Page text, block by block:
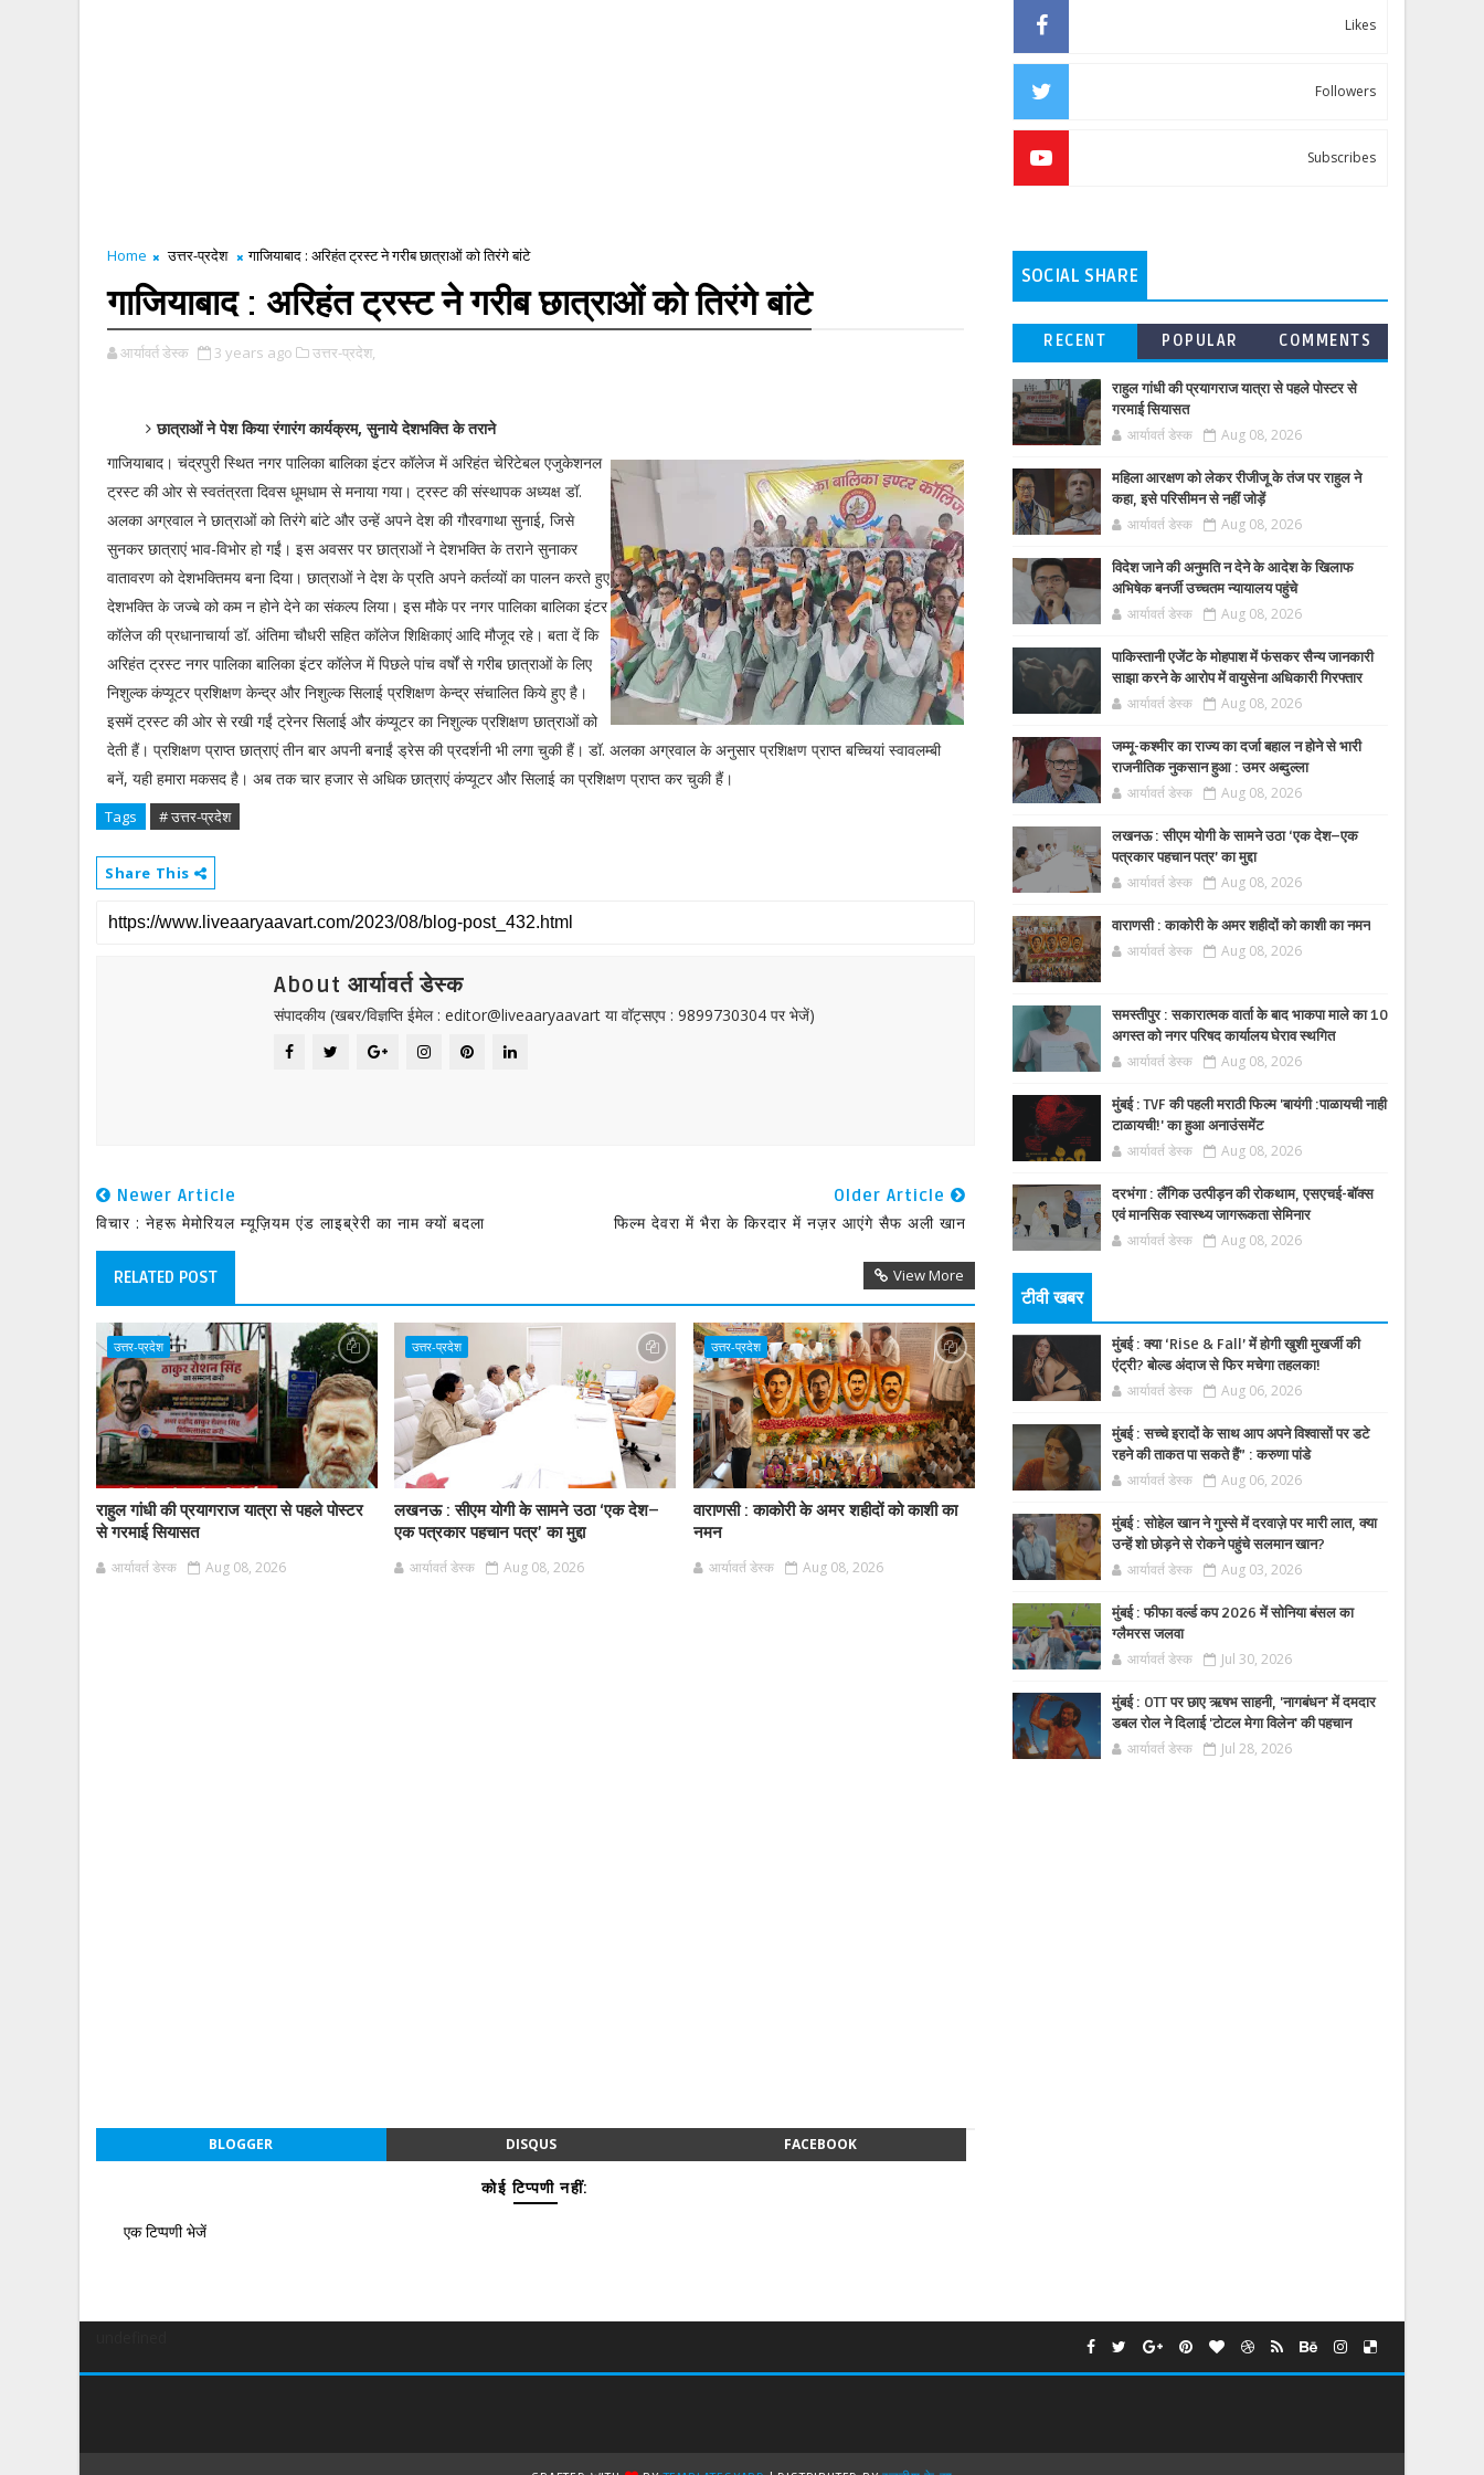
Home उत्तर-प्रदेश गाजियाबाद : अरिहंत ट्रस्ट ने गरीब छात्राओं को तिरंगे बांटे
गाजियाबाद : अरिहंत ट्रस्ट ने गरीब छात्राओं को तिरंगे बांटे
आर्यावर्त डेस्क 3 years ago उत्तर-प्रदेश,
छात्राओं ने पेश किया रंगारंग कार्यक्रम, सुनाये देशभक्ति के तराने
गाजियाबाद। चंद्रपुरी स्थित नगर पालिका बालिका इंटर कॉलेज में अरिहंत चेरिटेबल एजुकेशनल
ट्रस्ट की ओर से स्वतंत्रता दिवस धूमधाम से मनाया गया। ट्रस्ट की संस्थापक अध्यक्ष डॉ.
अलका अग्रवाल ने छात्राओं को तिरंगे बांटे और उन्हें अपने देश की गौरवगाथा सुनाई, जिसे
सुनकर छात्राएं भाव-विभोर हो गईं। इस अवसर पर छात्राओं ने देशभक्ति के तराने सुनाकर
वातावरण को देशभक्तिमय बना दिया। छात्राओं ने देश के प्रति अपने कर्तव्यों का पालन करते हुए
देशभक्ति के जज्बे को कम न होने देने का संकल्प लिया। इस मौके पर नगर पालिका बालिका इंटर
कॉलेज की प्रधानाचार्या डॉ. अंतिमा चौधरी सहित कॉलेज शिक्षिकाएं आदि मौजूद रहे। बता दें कि
अरिहंत ट्रस्ट नगर पालिका बालिका इंटर कॉलेज में पिछले पांच वर्षों से गरीब छात्राओं के लिए
निशुल्क कंप्यूटर प्रशिक्षण केन्द्र और निशुल्क सिलाई प्रशिक्षण केन्द्र संचालित किये हुए है।
इसमें ट्रस्ट की ओर से रखी गईं ट्रेनर सिलाई और कंप्यूटर का निशुल्क प्रशिक्षण छात्राओं को
देती हैं। प्रशिक्षण प्राप्त छात्राएं तीन बार अपनी बनाईं ड्रेस की प्रदर्शनी भी लगा चुकी हैं। डॉ. अलका अग्रवाल के अनुसार प्रशिक्षण प्राप्त बच्चियां स्वावलम्बी
बनें, यही हमारा मकसद है। अब तक चार हजार से अधिक छात्राएं कंप्यूटर और सिलाई का प्रशिक्षण प्राप्त कर चुकी हैं।
Tags # उत्तर-प्रदेश
Share This
About आर्यावर्त डेस्क
संपादकीय (खबर/विज्ञप्ति ईमेल : editor@liveaaryaavart या वॉट्सएप : 9899730304 पर भेजें)
Newer Article
विचार : नेहरू मेमोरियल म्यूज़ियम एंड लाइब्रेरी का नाम क्यों बदला
Older Article
फिल्म देवरा में भैरा के किरदार में नज़र आएंगे सैफ अली खान
RELATED POST View More
उत्तर-प्रदेश
राहुल गांधी की प्रयागराज यात्रा से पहले पोस्टर
से गरमाई सियासत
आर्यावर्त डेस्क Aug 08, 2026
उत्तर-प्रदेश
लखनऊ : सीएम योगी के सामने उठा ‘एक देश–
एक पत्रकार पहचान पत्र’ का मुद्दा
आर्यावर्त डेस्क Aug 08, 2026
उत्तर-प्रदेश
वाराणसी : काकोरी के अमर शहीदों को काशी का
नमन
आर्यावर्त डेस्क Aug 08, 2026
BLOGGER DISQUS FACEBOOK
कोई टिप्पणी नहीं:
एक टिप्पणी भेजें
Likes
Followers
Subscribes
SOCIAL SHARE
RECENT POPULAR COMMENTS
राहुल गांधी की प्रयागराज यात्रा से पहले पोस्टर से
गरमाई सियासत
आर्यावर्त डेस्क Aug 08, 2026
महिला आरक्षण को लेकर रीजीजू के तंज पर राहुल ने
कहा, इसे परिसीमन से नहीं जोड़ें
आर्यावर्त डेस्क Aug 08, 2026
विदेश जाने की अनुमति न देने के आदेश के खिलाफ
अभिषेक बनर्जी उच्चतम न्यायालय पहुंचे
आर्यावर्त डेस्क Aug 08, 2026
पाकिस्तानी एजेंट के मोहपाश में फंसकर सैन्य जानकारी
साझा करने के आरोप में वायुसेना अधिकारी गिरफ्तार
आर्यावर्त डेस्क Aug 08, 2026
जम्मू-कश्मीर का राज्य का दर्जा बहाल न होने से भारी
राजनीतिक नुकसान हुआ : उमर अब्दुल्ला
आर्यावर्त डेस्क Aug 08, 2026
लखनऊ : सीएम योगी के सामने उठा ‘एक देश–एक
पत्रकार पहचान पत्र’ का मुद्दा
आर्यावर्त डेस्क Aug 08, 2026
वाराणसी : काकोरी के अमर शहीदों को काशी का नमन
आर्यावर्त डेस्क Aug 08, 2026
समस्तीपुर : सकारात्मक वार्ता के बाद भाकपा माले का 10
अगस्त को नगर परिषद कार्यालय घेराव स्थगित
आर्यावर्त डेस्क Aug 08, 2026
मुंबई : TVF की पहली मराठी फिल्म 'बायंगी :पाळायची नाही
टाळायची!' का हुआ अनाउंसमेंट
आर्यावर्त डेस्क Aug 08, 2026
दरभंगा : लैंगिक उत्पीड़न की रोकथाम, एसएचई-बॉक्स
एवं मानसिक स्वास्थ्य जागरूकता सेमिनार
आर्यावर्त डेस्क Aug 08, 2026
टीवी खबर
मुंबई : क्या ‘Rise & Fall’ में होगी खुशी मुखर्जी की
एंट्री? बोल्ड अंदाज से फिर मचेगा तहलका!
आर्यावर्त डेस्क Aug 06, 2026
मुंबई : सच्चे इरादों के साथ आप अपने विश्वासों पर डटे
रहने की ताकत पा सकते हैं” : करुणा पांडे
आर्यावर्त डेस्क Aug 06, 2026
मुंबई : सोहेल खान ने गुस्से में दरवाज़े पर मारी लात, क्या
उन्हें शो छोड़ने से रोकने पहुंचे सलमान खान?
आर्यावर्त डेस्क Aug 03, 2026
मुंबई : फीफा वर्ल्ड कप 2026 में सोनिया बंसल का
ग्लैमरस जलवा
आर्यावर्त डेस्क Jul 30, 2026
मुंबई : OTT पर छाए ऋषभ साहनी, 'नागबंधन' में दमदार
डबल रोल ने दिलाई 'टोटल मेगा विलेन' की पहचान
आर्यावर्त डेस्क Jul 28, 2026